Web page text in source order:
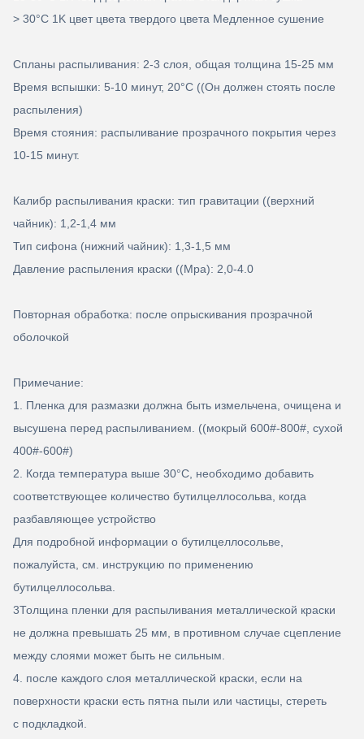
> 30°C 1K цвет цвета твердого цвета Медленное сушение
Спланы распыливания: 2-3 слоя, общая толщина 15-25 мм
Время вспышки: 5-10 минут, 20°C ((Он должен стоять после
распыления)
Время стояния: распыливание прозрачного покрытия через
10-15 минут.
Калибр распыливания краски: тип гравитации ((верхний
чайник): 1,2-1,4 мм
Тип сифона (нижний чайник): 1,3-1,5 мм
Давление распыления краски ((Mpa): 2,0-4.0
Повторная обработка: после опрыскивания прозрачной
оболочкой
Примечание:
1. Пленка для размазки должна быть измельчена, очищена и
высушена перед распыливанием. ((мокрый 600#-800#, сухой
400#-600#)
2. Когда температура выше 30°C, необходимо добавить
соответствующее количество бутилцеллосольва, когда
разбавляющее устройство
Для подробной информации о бутилцеллосольве,
пожалуйста, см. инструкцию по применению
бутилцеллосольва.
3Толщина пленки для распыливания металлической краски
не должна превышать 25 мм, в противном случае сцепление
между слоями может быть не сильным.
4. после каждого слоя металлической краски, если на
поверхности краски есть пятна пыли или частицы, стереть
с подкладкой.